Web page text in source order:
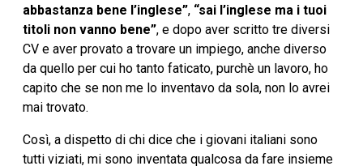
abbastanza bene l’inglese”, “sai l’inglese ma i tuoi
titoli non vanno bene”, e dopo aver scritto tre diversi
CV e aver provato a trovare un impiego, anche diverso
da quello per cui ho tanto faticato, purchè un lavoro, ho
capito che se non me lo inventavo da sola, non lo avrei
mai trovato.
Così, a dispetto di chi dice che i giovani italiani sono
tutti viziati, mi sono inventata qualcosa da fare insieme